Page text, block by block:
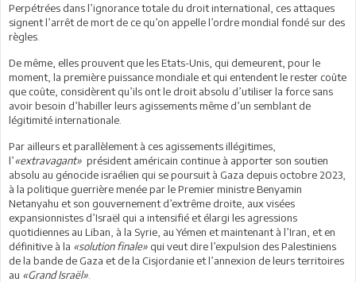
Perpétrées dans l’ignorance totale du droit international, ces attaques
signent l’arrêt de mort de ce qu’on appelle l’ordre mondial fondé sur des
règles.
De même, elles prouvent que les Etats-Unis, qui demeurent, pour le
moment, la première puissance mondiale et qui entendent le rester coûte
que coûte, considèrent qu’ils ont le droit absolu d’utiliser la force sans
avoir besoin d’habiller leurs agissements même d’un semblant de
légitimité internationale.
Par ailleurs et parallèlement à ces agissements illégitimes,
l’«extravagant» président américain continue à apporter son soutien
absolu au génocide israélien qui se poursuit à Gaza depuis octobre 2023,
à la politique guerrière menée par le Premier ministre Benyamin
Netanyahu et son gouvernement d’extrême droite, aux visées
expansionnistes d’Israël qui a intensifié et élargi les agressions
quotidiennes au Liban, à la Syrie, au Yémen et maintenant à l’Iran, et en
définitive à la «solution finale» qui veut dire l’expulsion des Palestiniens
de la bande de Gaza et de la Cisjordanie et l’annexion de leurs territoires
au «Grand Israël»